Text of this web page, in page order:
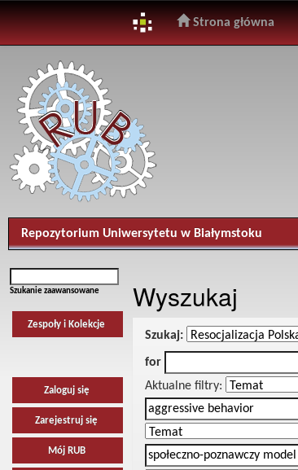
navigation
Strona główna
Repozytorium Uniwersytetu w Białymstoku
Szukanie zaawansowane
Zespoły i Kolekcje
Zaloguj się
Zarejestruj się
Mój RUB
Wyszukaj
Szukaj:
for
Aktualne filtry: